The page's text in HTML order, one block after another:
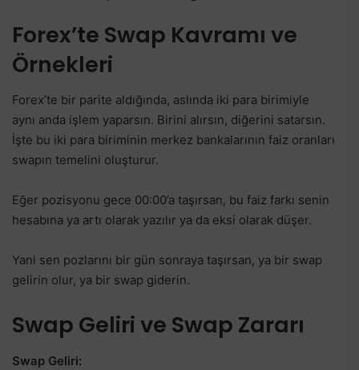
Forex’te Swap Kavramı ve
Örnekleri
Forex’te bir parite aldığında, aslında iki para birimiyle
aynı anda işlem yaparsın. Birini alırsın, diğerini satarsın.
İşte bu iki para biriminin merkez bankalarının faiz oranları
swapın temelini oluşturur.
Eğer pozisyonu gece 00:00’a taşırsan, bu faiz farkı senin
hesabına ya artı olarak yazılır ya da eksi olarak düşer.
Yani sen pozlarını bir gün sonraya taşırsan, ya bir swap
gelirin olur, ya bir swap giderin.
Swap Geliri ve Swap Zararı
Swap Geliri: